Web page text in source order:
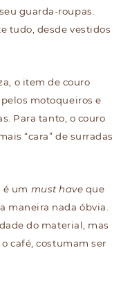
guarda-roupas.
tudo, desde vestidos
o item de couro
motoqueiros e
Para tanto, o couro
“cara” de surradas
é um must have que
maneira nada óbvia.
do material, mas
café, costumam ser